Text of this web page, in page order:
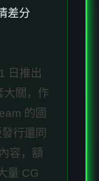
差分
日推出
大關，作
的國
行還同
容，額
量 CG